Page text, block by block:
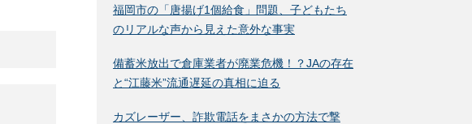
福岡市の「唐揚げ1個給食」問題、子どもたち
のリアルな声から見えた意外な事実
備蓄米放出で倉庫業者が廃業危機！？JAの存在
と“江藤米”流通遅延の真相に迫る
カズレーザー、詐欺電話をまさかの方法で撃